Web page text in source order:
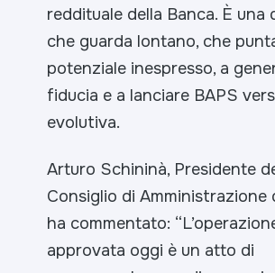
reddituale della Banca. È una
che guarda lontano, che
potenziale inespresso, a
fiducia e a lanciare BAPS
evolutiva.
Arturo Schininà, Presidente
Consiglio di Amministrazione
ha commentato: “
approvata oggi è un atto di